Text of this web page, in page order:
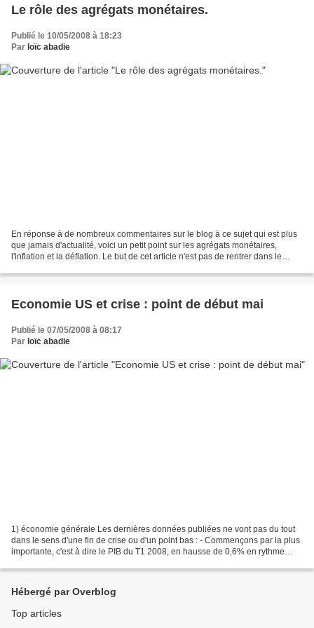
Le rôle des agrégats monétaires.
Publié le 10/05/2008 à 18:23
Par loïc abadie
En réponse à de nombreux commentaires sur le blog à ce sujet qui est plus
que jamais d'actualité, voici un petit point sur les agrégats monétaires,
l'inflation et la déflation. Le but de cet article n'est pas de rentrer dans le
Economie US et crise : point de début mai
Publié le 07/05/2008 à 08:17
Par loïc abadie
1) économie générale Les dernières données publiées ne vont pas du tout
dans le sens d'une fin de crise ou d'un point bas : - Commençons par la plus
importante, c'est à dire le PIB du T1 2008, en hausse de 0,6% en rythme
Hébergé par Overblog
Top articles